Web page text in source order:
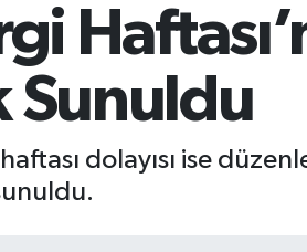
Sunuldu
haftası dolayısı ise